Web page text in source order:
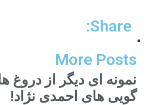
Share:
More Posts
نمونه ای دیگر از دروغ
گویی های احمدی نژاد!